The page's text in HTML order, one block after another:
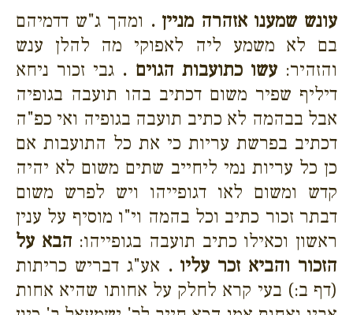
עונש שמענו אזהרה מניין . ומהך ג"ש דדמיהם
בם לא משמע ליה לאפוקי מה להלן ענש
והזהיר:עשו כתועבות הגוים . גבי זכור ניחא
דיליף שפיר משום דכתיב בהו תועבה בגופיה
אבל בבהמה לא כתיב תועבה בגופיה ואי כפ"ה
דכתיב בפרשת עריות כי את כל התועבות אם
כן כל עריות נמי ליחייב שתים משום לא יהיה
קדש ומשום לאו דגופייהו ויש לפרש משום
דבתר זכור כתיב וכל בהמה וי"ו מוסיף על ענין
ראשון וכאילו כתיב תועבה בגופייהו: הבא על
הזכור והביא זכר עליו . אע"ג דבריש כריתות
(דף ב:) בעי קרא לחלק על אחותו שהיא אחות